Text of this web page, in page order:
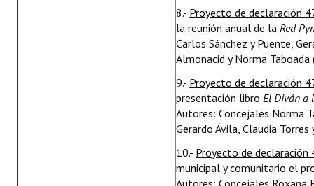
8.- Proyecto de declaración
la reunión anual de la Red
Carlos Sánchez y Puente,
Almonacid y Norma Taboada
9.- Proyecto de declaración
presentación libro El Diván a
Autores: Concejales Norma
Gerardo Ávila, Claudia
10.- Proyecto de
municipal y comunitario el
Autores: Concejales Roxana